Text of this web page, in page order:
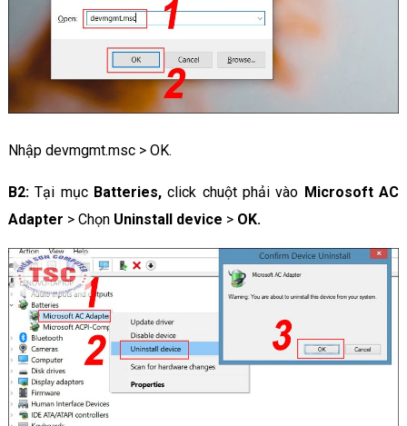
Nhập devmgmt.msc > OK.
B2:Tại mục Batteries,click chuột phải vào Microsoft AC
Adapter > Chọn Uninstall device > OK.